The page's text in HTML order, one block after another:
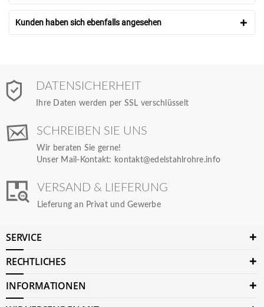
Kunden haben sich ebenfalls angesehen
DATENSICHERHEIT
Ihre Daten werden per SSL verschlüsselt
SCHREIBEN SIE UNS
Wir beraten Sie gerne!
Unser Mail-Kontakt: kontakt@edelstahlrohre.info
VERSAND & LIEFERUNG
Lieferung an Privat und Gewerbe
SERVICE
RECHTLICHES
INFORMATIONEN